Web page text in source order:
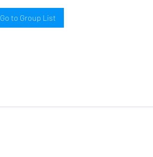
Go to Group List